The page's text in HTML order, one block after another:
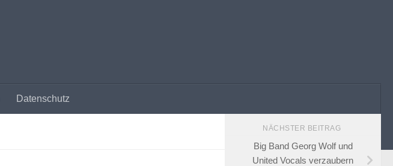
Datenschutz
NÄCHSTER BEITRAG
Big Band Georg Wolf und
United Vocals verzaubern